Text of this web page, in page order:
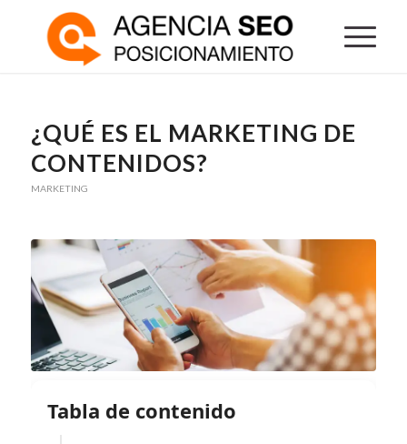
¿QUÉ ES EL MARKETING DE
CONTENIDOS?
MARKETING
Tabla de contenido